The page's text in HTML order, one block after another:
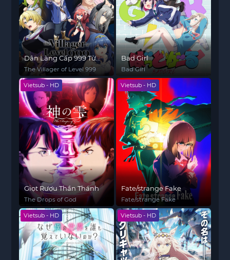
Dân Làng Cấp 999 Từ
Làng Quê
The Villager of Level 999
Bad Girl
Bad Girl
Vietsub - HD
Giọt Rượu Thần Thánh
The Drops of God
Vietsub - HD
Fate/strange Fake
Fate/strange Fake
Vietsub - HD Vietsub - HD